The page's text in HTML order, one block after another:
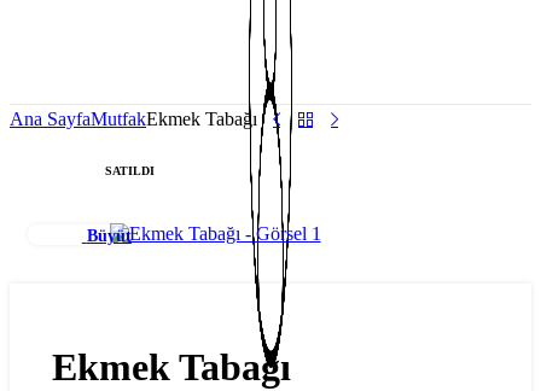
Ana SayfaMutfakEkmek Tabağı
SATILDI
Büyüt
Ekmek Tabağı